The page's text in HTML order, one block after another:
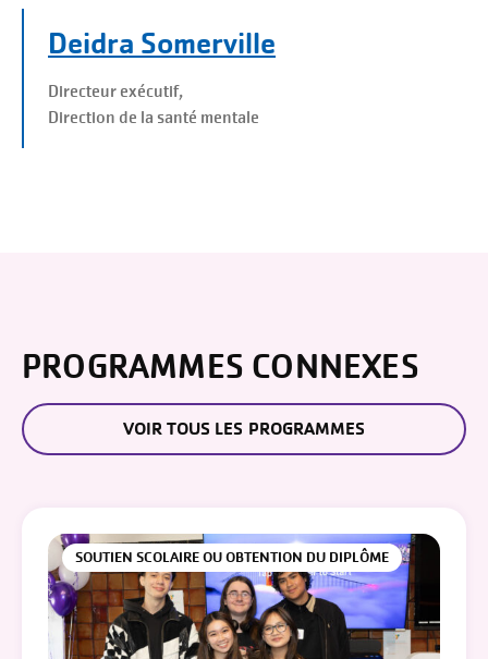
Deidra Somerville
Directeur exécutif,
Direction de la santé mentale
PROGRAMMES CONNEXES
VOIR TOUS LES PROGRAMMES
SOUTIEN SCOLAIRE OU OBTENTION DU DIPLÔME